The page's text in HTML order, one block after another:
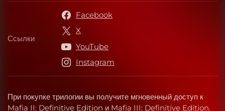
При покупке трилогии вы получите мгновенный доступ к
Mafia II: Definitive Edition и Mafia III: Definitive Edition.
Ссылки Ссылки
Facebook
X
YouTube
Instagram